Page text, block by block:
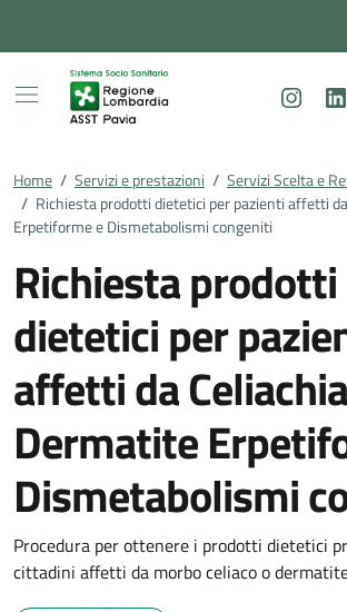
Home / Servizi e prestazioni / Servizi Scelta e
/ Richiesta prodotti dietetici per pazienti affetti
Erpetiforme e Dismetabolismi congeniti
Richiesta prodotti
dietetici per
affetti da
Dermatite
Dismetabolismi
Procedura per ottenere i prodotti dietetici
cittadini affetti da morbo celiaco o